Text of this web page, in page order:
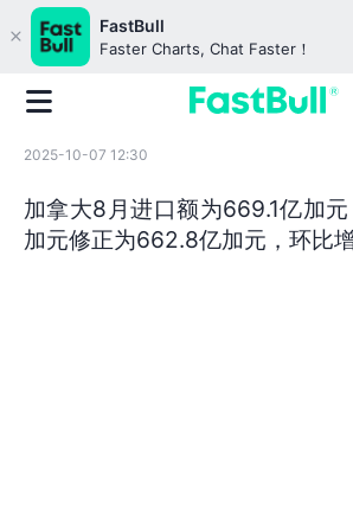
FastBull
Faster Charts, Chat Faster！
2025-10-07 12:30
加拿大8月进口额为669.1亿加
加元修正为662.8亿加元，环比增